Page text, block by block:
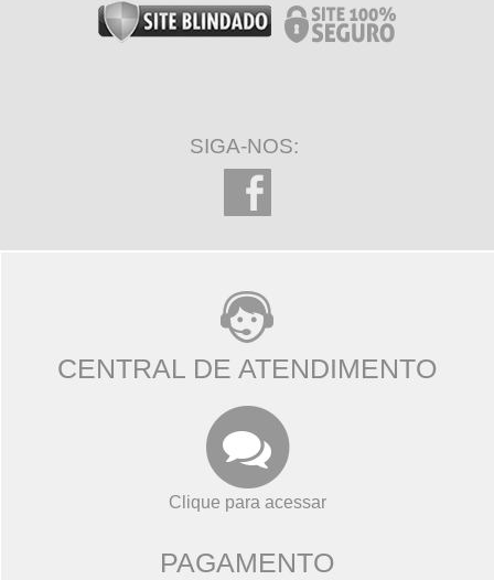
SIGA-NOS:
CENTRAL DE ATENDIMENTO
Clique para acessar
PAGAMENTO